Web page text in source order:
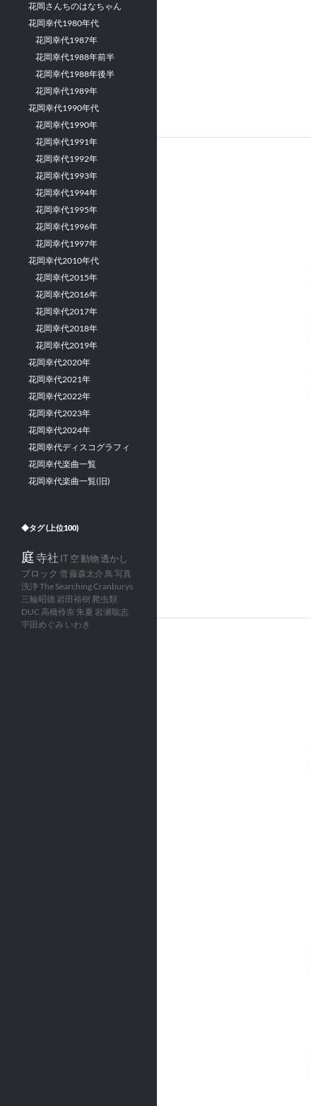
花岡さんちのはなちゃん
花岡幸代1980年代
花岡幸代1987年
花岡幸代1988年前半
花岡幸代1988年後半
花岡幸代1989年
花岡幸代1990年代
花岡幸代1990年
花岡幸代1991年
花岡幸代1992年
花岡幸代1993年
花岡幸代1994年
花岡幸代1995年
花岡幸代1996年
花岡幸代1997年
花岡幸代2010年代
花岡幸代2015年
花岡幸代2016年
花岡幸代2017年
花岡幸代2018年
花岡幸代2019年
花岡幸代2020年
花岡幸代2021年
花岡幸代2022年
花岡幸代2023年
花岡幸代2024年
花岡幸代ディスコグラフィ
花岡幸代楽曲一覧
花岡幸代楽曲一覧(旧)
◆タグ (上位100)
庭寺社 IT 空 動物 透かし
ブロック 雪 藤森太介 鳥 写真
洗浄The Searching Cranburys
三輪昭徳 岩田裕樹 爬虫類
DUC 高橋伶奈 朱夏 岩瀬聡志
宇田めぐみ いわき